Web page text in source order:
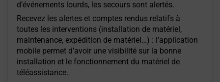
d’événements lourds, les secours sont alertés.
Recevez les alertes et comptes rendus relatifs à
toutes les interventions (installation de matériel,
maintenance, expédition de matériel…) : l’application
mobile permet d’avoir une visibilité sur la bonne
installation et le fonctionnement du matériel de
téléassistance.